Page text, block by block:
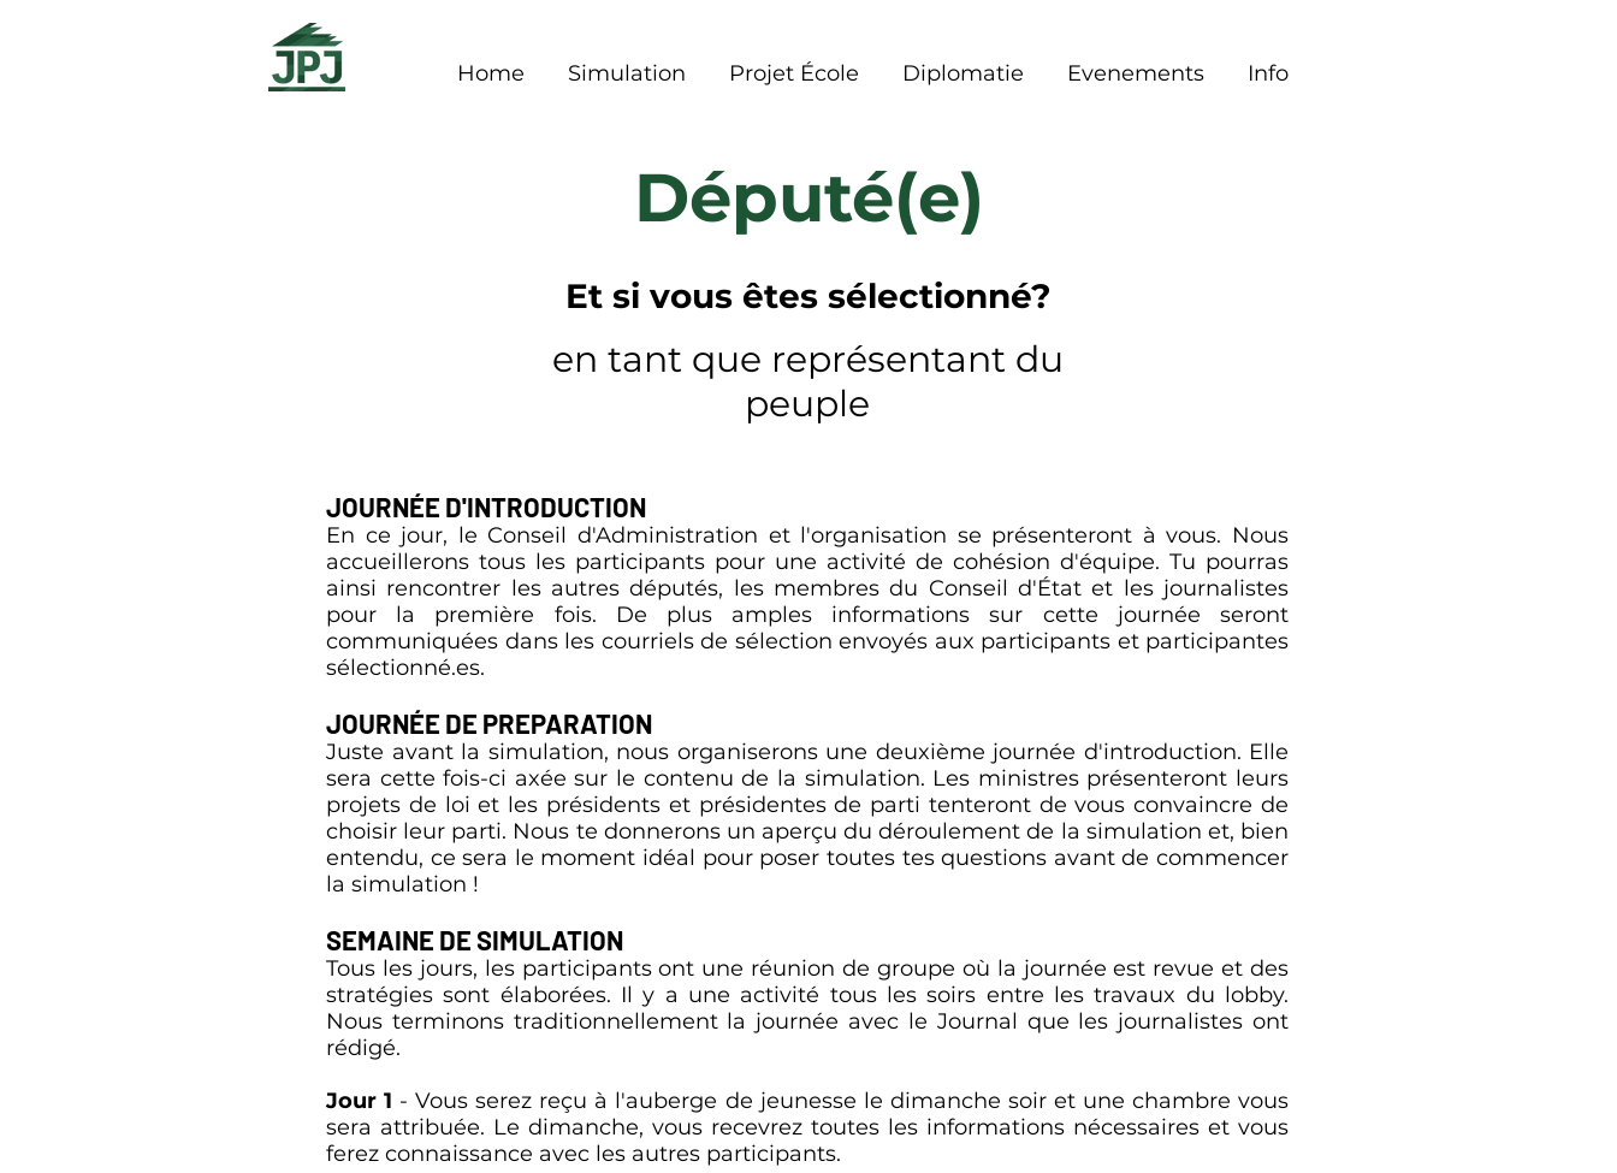
Home Simulation Projet École Diplomatie Evenements Info
Député(e)
Et si vous êtes sélectionné?
en tant que représentant du
peuple
JOURNÉE D'INTRODUCTION
En ce jour, le Conseil d'Administration et l'organisation se présenteront à vous. Nous
accueillerons tous les participants pour une activité de cohésion d'équipe. Tu pourras
ainsi rencontrer les autres députés, les membres du Conseil d'État et les journalistes
pour la première fois. De plus amples informations sur cette journée seront
communiquées dans les courriels de sélection envoyés aux participants et participantes
sélectionné.es.
JOURNÉE DE PREPARATION
Juste avant la simulation, nous organiserons une deuxième journée d'introduction. Elle
sera cette fois-ci axée sur le contenu de la simulation. Les ministres présenteront leurs
projets de loi et les présidents et présidentes de parti tenteront de vous convaincre de
choisir leur parti. Nous te donnerons un aperçu du déroulement de la simulation et, bien
entendu, ce sera le moment idéal pour poser toutes tes questions avant de commencer
la simulation !
SEMAINE DE SIMULATION
Tous les jours, les participants ont une réunion de groupe où la journée est revue et des
stratégies sont élaborées. Il y a une activité tous les soirs entre les travaux du lobby.
Nous terminons traditionnellement la journée avec le Journal que les journalistes ont
rédigé.
Jour 1 - Vous serez reçu à l'auberge de jeunesse le dimanche soir et une chambre vous
sera attribuée. Le dimanche, vous recevrez toutes les informations nécessaires et vous
ferez connaissance avec les autres participants.